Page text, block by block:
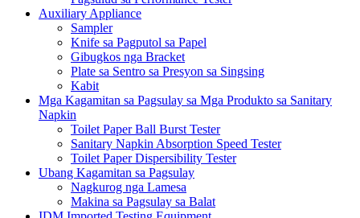
Auxiliary Appliance
Sampler
Knife sa Pagputol sa Papel
Gibugkos nga Bracket
Plate sa Sentro sa Presyon sa Singsing
Kabit
Mga Kagamitan sa Pagsulay sa Mga Produkto sa Sanitary
Napkin
Toilet Paper Ball Burst Tester
Sanitary Napkin Absorption Speed ​​Tester
Toilet Paper Dispersibility Tester
Ubang Kagamitan sa Pagsulay
Nagkurog nga Lamesa
Makina sa Pagsulay sa Balat